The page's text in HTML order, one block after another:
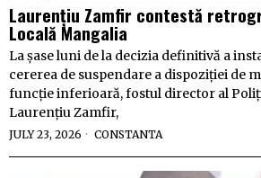
Laurențiu Zamfir contestă
Locală Mangalia
La șase luni de la decizia definitivă a
cererea de suspendare a dispoziției de
funcție inferioară, fostul director al
Laurențiu Zamfir,
JULY 23, 2026 CONSTANTA